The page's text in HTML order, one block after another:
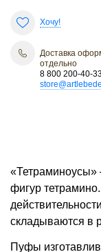
Хочу!
Доставка
отдельно
8 800 200-40-
фигур
складываются в
Пуфы